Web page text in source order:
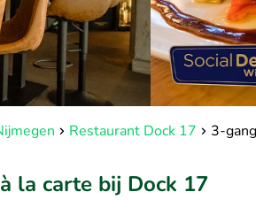
Restaurant Dock 17 3-
la carte bij Dock 17